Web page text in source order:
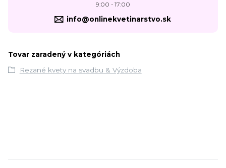
9:00 - 17:00
info@onlinekvetinarstvo.sk
Tovar zaradený v kategóriách
Rezané kvety na svadbu & Výzdoba